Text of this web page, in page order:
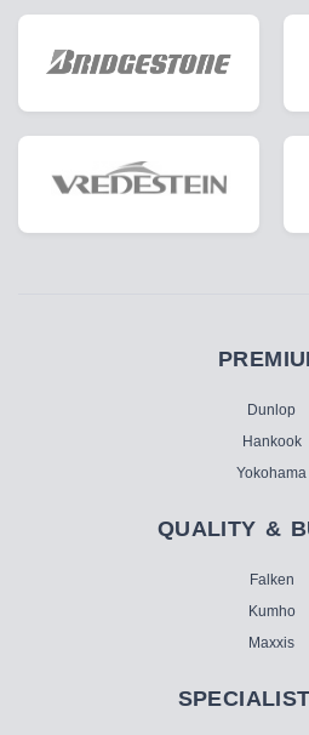
Dunlop
Hankook
Yokohama
QUALITY &
Falken
Kumho
Maxxis